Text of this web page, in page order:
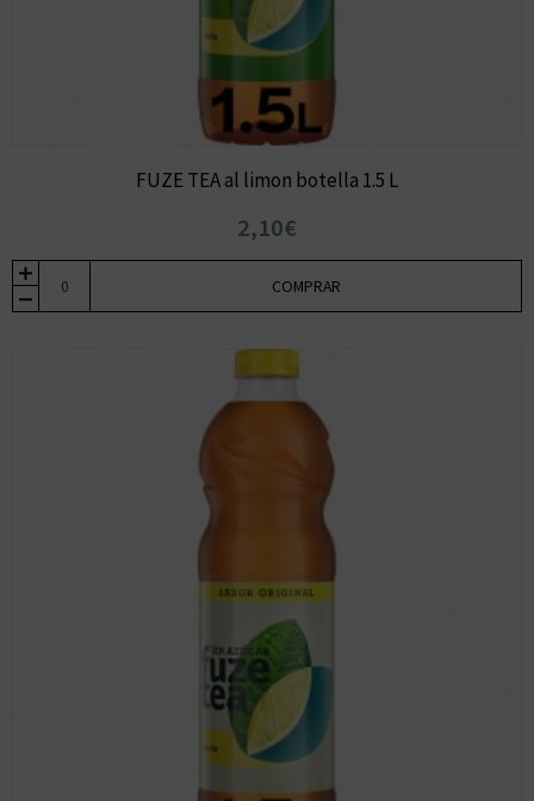
FUZE TEA al limon botella 1.5 L
2,10€
COMPRAR